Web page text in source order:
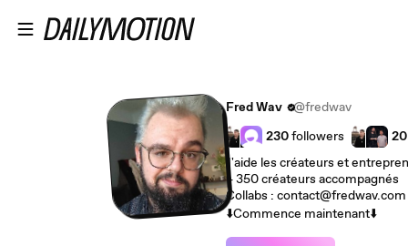
Fred Wav
@fredwav
230followers
20
J'aide les créateurs et
+ 350 créateurs accompagnés
Collabs : contact@fredwav.com
⬇️Commence maintenant⬇️